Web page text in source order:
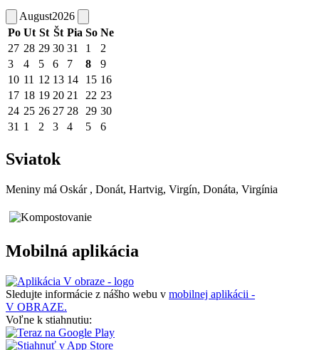
August2026
Po Ut St Št Pia So Ne
27 28 29 30 31 1
2
3
4 5 6 7 8
9
10 11 12 13 14 15 16
17 18 19 20 21 22 23
24 25 26 27 28 29 30
31 1 2 3 4 5 6
Sviatok
Meniny má Oskár , Donát, Hartvig, Virgín, Donáta, Virgínia
Mobilná aplikácia
Sledujte informácie z nášho webu v mobilnej aplikácii -
V OBRAZE.
Voľne k stiahnutiu: